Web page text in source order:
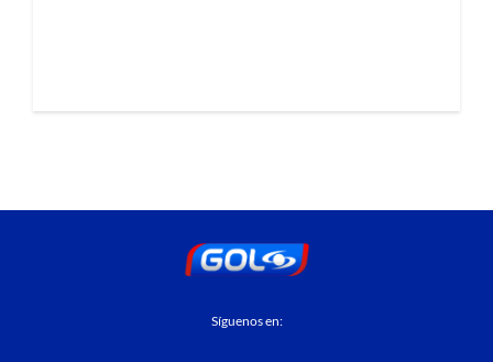
Síguenos en: